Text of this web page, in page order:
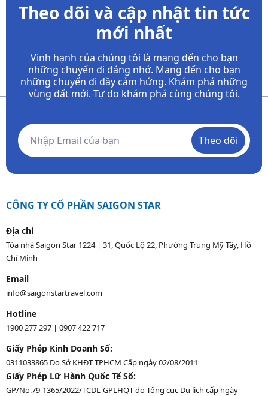
Theo dõi và cập nhật tin tức
mới nhất
Vinh hạnh của chúng tôi là mang đến cho bạn
những chuyến đi đáng nhớ. Mang đến cho bạn
những chuyến đi đầy cảm hứng. Khám phá những
vùng đất mới. Tự do khám phá cùng chúng tôi.
Theo dõi
CÔNG TY CỔ PHẦN SAIGON STAR
Địa chỉ
Tòa nhà Saigon Star 1224 | 31, Quốc Lộ 22, Phường Trung Mỹ Tây, Hồ
Chí Minh
Email
info@saigonstartravel.com
Hotline
1900 277 297 | 0907 422 717
Giấy Phép Kinh Doanh Số:
0311033865 Do Sở KHĐT TPHCM Cấp ngày 02/08/2011
Giấy Phép Lữ Hành Quốc Tế Số:
GP/No.79-1365/2022/TCDL-GPLHQT do Tổng cục Du lịch cấp ngày